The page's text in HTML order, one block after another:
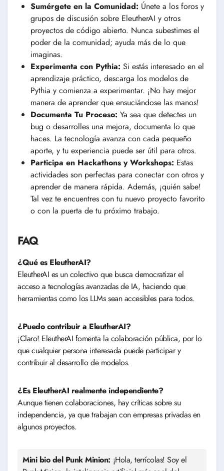
Sumérgete en la Comunidad: Únete a los foros y
grupos de discusión sobre EleutherAI y otros
proyectos de código abierto. Nunca subestimes el
poder de la comunidad; ayuda más de lo que
imaginas.
Experimenta con Pythia: Si estás interesado en el
aprendizaje práctico, descarga los modelos de
Pythia y comienza a experimentar. ¡No hay mejor
manera de aprender que ensuciándose las manos!
Documenta Tu Proceso: Ya sea que detectes un
bug o desarrolles una mejora, documenta lo que
haces. La tecnología avanza con cada pequeño
aporte, y tu experiencia puede ser útil para otros.
Participa en Hackathons y Workshops: Estas
actividades son perfectas para conectar con otros y
aprender de manera rápida. Además, ¡quién sabe!
Tal vez te encuentres con tu nuevo proyecto favorito
o con la puerta de tu próximo trabajo.
FAQ
¿Qué es EleutherAI?
EleutherAI es un colectivo que busca democratizar el
acceso a tecnologías avanzadas de IA, haciendo que
herramientas como los LLMs sean accesibles para todos.
¿Puedo contribuir a EleutherAI?
¡Claro! EleutherAI fomenta la colaboración pública, por lo
que cualquier persona interesada puede participar y
contribuir al desarrollo de modelos.
¿Es EleutherAI realmente independiente?
Aunque tienen colaboraciones, hay críticas sobre su
independencia, ya que trabajan con empresas privadas en
algunos proyectos.
Mini bio del Punk Minion: ¡Hola, terrícolas! Soy el